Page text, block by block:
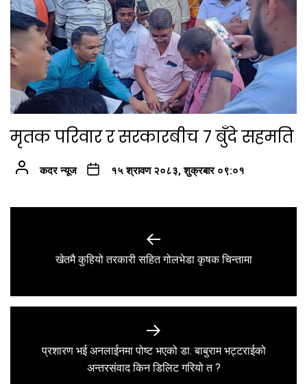
मृतक परिवार र सरकारबीच ७ बुँदे सहमति
कदर न्यूज १५ श्रावण २०८३, शुक्रबार ०९:०१
Previous
खेतमै कुहियो तरकारी सहित गोलभेडा कृषक चिन्तामा
Next
post:
प्रशारण भई अनलाईनमा पोष्ट भएको डा. बाबुराम भट्टराईको
अन्तरसंवाद किन डिलिट गरियो त ?